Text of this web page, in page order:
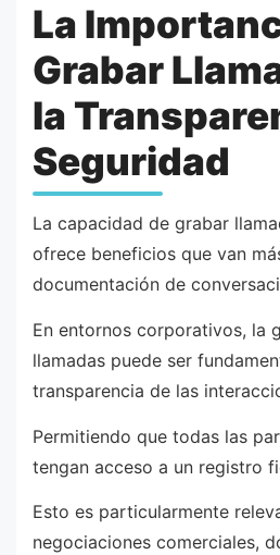
La
Grabar
la
Seguridad
La capacidad de grabar
ofrece beneficios que van
documentación de
En entornos corporativos, la
llamadas puede ser
transparencia de las
Permitiendo que todas las
tengan acceso a un registro
Esto es particularmente
negociaciones comerciales,